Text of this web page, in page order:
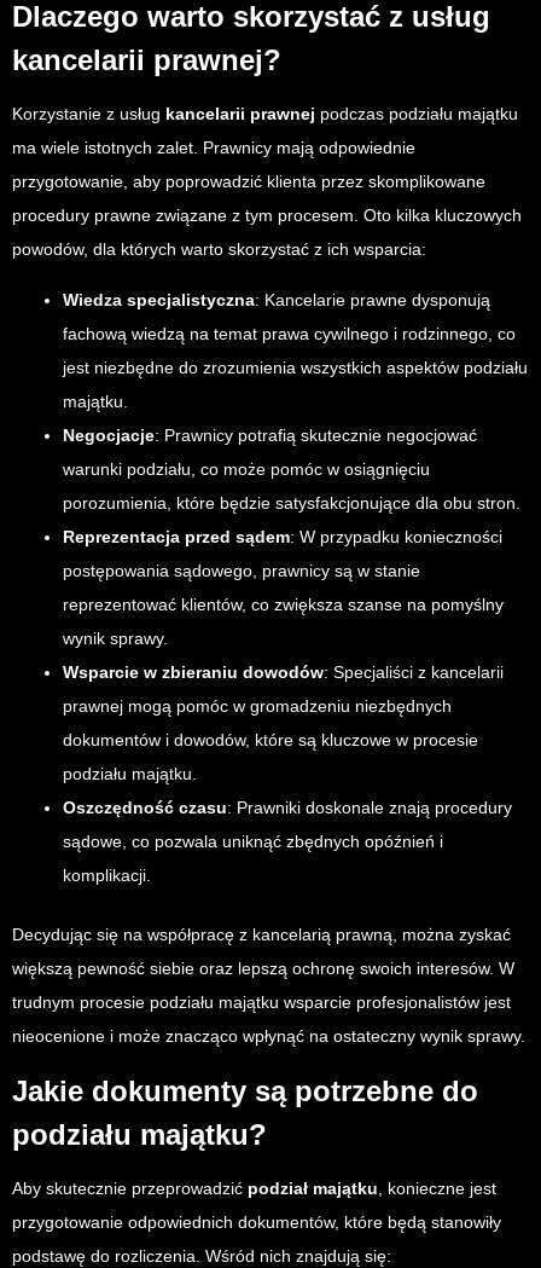
Dlaczego warto skorzystać z usług
kancelarii prawnej?
Korzystanie z usług kancelarii prawnej podczas podziału majątku
ma wiele istotnych zalet. Prawnicy mają odpowiednie
przygotowanie, aby poprowadzić klienta przez skomplikowane
procedury prawne związane z tym procesem. Oto kilka kluczowych
powodów, dla których warto skorzystać z ich wsparcia:
Wiedza specjalistyczna: Kancelarie prawne dysponują
fachową wiedzą na temat prawa cywilnego i rodzinnego, co
jest niezbędne do zrozumienia wszystkich aspektów podziału
majątku.
Negocjacje: Prawnicy potrafią skutecznie negocjować
warunki podziału, co może pomóc w osiągnięciu
porozumienia, które będzie satysfakcjonujące dla obu stron.
Reprezentacja przed sądem: W przypadku konieczności
postępowania sądowego, prawnicy są w stanie
reprezentować klientów, co zwiększa szanse na pomyślny
wynik sprawy.
Wsparcie w zbieraniu dowodów: Specjaliści z kancelarii
prawnej mogą pomóc w gromadzeniu niezbędnych
dokumentów i dowodów, które są kluczowe w procesie
podziału majątku.
Oszczędność czasu: Prawniki doskonale znają procedury
sądowe, co pozwala uniknąć zbędnych opóźnień i
komplikacji.
Decydując się na współpracę z kancelarią prawną, można zyskać
większą pewność siebie oraz lepszą ochronę swoich interesów. W
trudnym procesie podziału majątku wsparcie profesjonalistów jest
nieocenione i może znacząco wpłynąć na ostateczny wynik sprawy.
Jakie dokumenty są potrzebne do
podziału majątku?
Aby skutecznie przeprowadzić podział majątku, konieczne jest
przygotowanie odpowiednich dokumentów, które będą stanowiły
podstawę do rozliczenia. Wśród nich znajdują się: